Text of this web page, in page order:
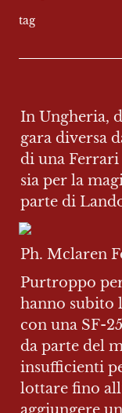
tag
In Ungheria,
gara diversa
di una
sia per la
parte di
Ph. Mclaren
Purtroppo
hanno subito
con una SF-
da parte del
insufficienti
lottare fino
aggiungere